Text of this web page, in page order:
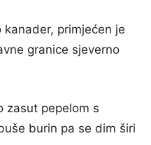
primjećen je
granice sjeverno
zasut pepelom s
burin pa se dim širi